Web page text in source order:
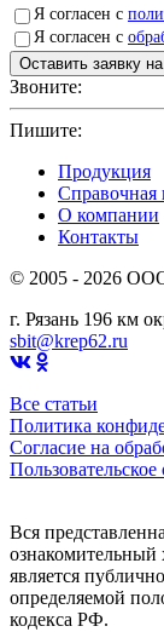
Я согласен с
Я согласен с
Звоните:
Пишите:
Продукция
О компании
Контакты
© 2005 - 2026
г. Рязань 196 км
sbit@krep62.ru
Все статьи
Политика
Согласие на
Вся
ознакомительный
является
определяемой
кодекса РФ.